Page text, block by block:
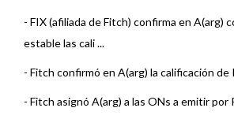
- FIX (afiliada de Fitch) confirma en A(arg)
estable las cali ...
- Fitch confirmó en A(arg) la calificación de
- Fitch asignó A(arg) a las ONs a emitir por